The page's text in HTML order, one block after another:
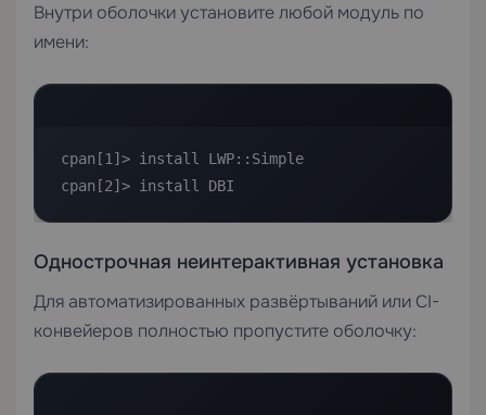
Внутри оболочки установите любой модуль по
имени:
cpan[1]> install LWP::Simple
cpan[2]> install DBI
Однострочная неинтерактивная установка
Для автоматизированных развёртываний или CI-
конвейеров полностью пропустите оболочку: